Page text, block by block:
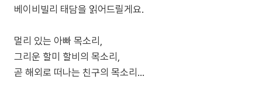
베이비빌리 태담을 읽어드릴게요.
멀리 있는 아빠 목소리,
그리운 할미 할비의 목소리,
곧 해외로 떠나는 친구의 목소리…